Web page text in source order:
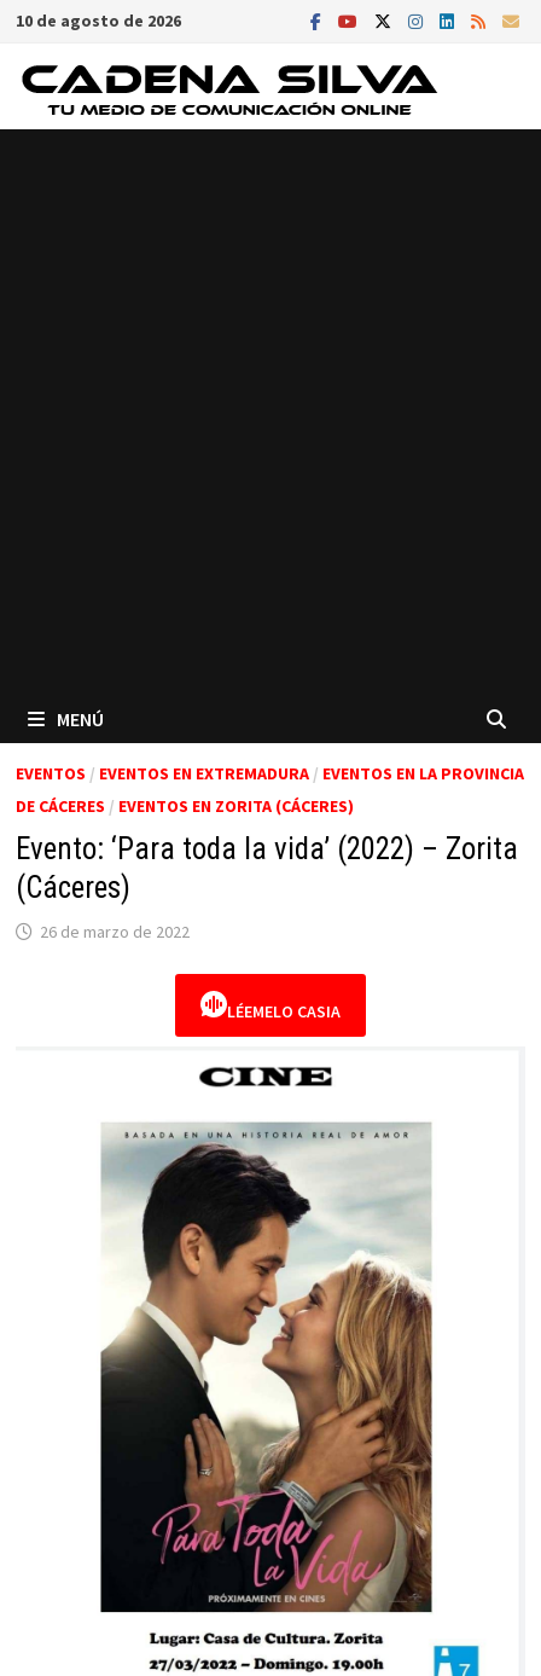
Saltar
contenido
10 de agosto de 2026
MENÚ
EVENTOS / EVENTOS EN EXTREMADURA/ EVENTOS EN LA PROVINCIA
DE CÁCERES / EVENTOS EN ZORITA (CÁCERES)
Evento: ‘Para toda la vida’ (2022) – Zorita
(Cáceres)
26 de marzo de 2022
LÉEMELO CASIA